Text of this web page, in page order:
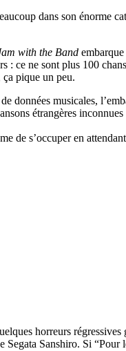
dans son énorme
with the Band
ce ne sont plus 100
pique un peu.
données musicales,
étrangères
de s’occuper en
horreurs
Segata Sanshiro. Si “Pour